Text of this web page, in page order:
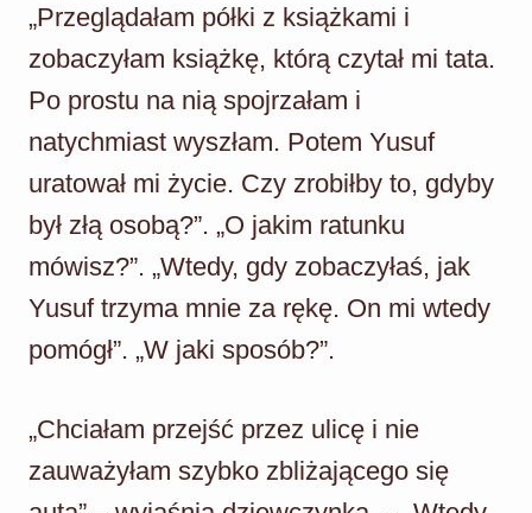
„Przeglądałam półki z książkami i
zobaczyłam książkę, którą czytał mi tata.
Po prostu na nią spojrzałam i
natychmiast wyszłam. Potem Yusuf
uratował mi życie. Czy zrobiłby to, gdyby
był złą osobą?”. „O jakim ratunku
mówisz?”. „Wtedy, gdy zobaczyłaś, jak
Yusuf trzyma mnie za rękę. On mi wtedy
pomógł”. „W jaki sposób?”.
„Chciałam przejść przez ulicę i nie
zauważyłam szybko zbliżającego się